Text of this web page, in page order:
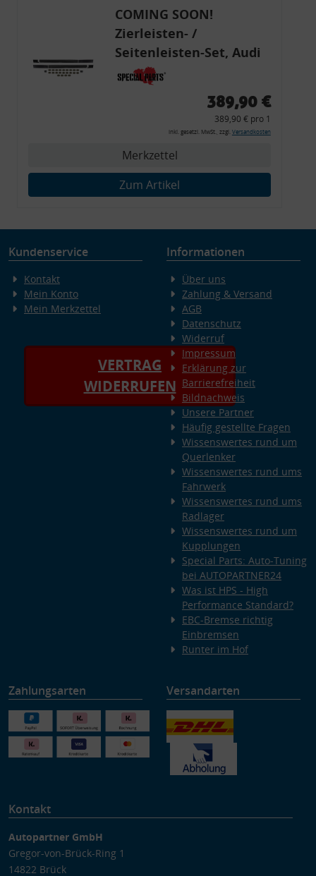
COMING SOON!
Zierleisten- /
Seitenleisten-Set, Audi
80 Cabrio, Coupe, S2, (6x
Zierleiste, 2x Kappe,
Montagewerkzeug)
389,90 €
389,90 € pro 1
inkl. gesetzl. MwSt., zzgl. Versandkosten
Merkzettel
Zum Artikel
Kundenservice
Kontakt
Mein Konto
Mein Merkzettel
VERTRAG
WIDERRUFEN
Informationen
Über uns
Zahlung & Versand
AGB
Datenschutz
Widerruf
Impressum
Erklärung zur
Barrierefreiheit
Bildnachweis
Unsere Partner
Häufig gestellte Fragen
Wissenswertes rund um
Querlenker
Wissenswertes rund ums
Fahrwerk
Wissenswertes rund ums
Radlager
Wissenswertes rund um
Kupplungen
Special Parts: Auto-Tuning
bei AUTOPARTNER24
Was ist HPS - High
Performance Standard?
EBC-Bremse richtig
Einbremsen
Runter im Hof
Zahlungsarten Versandarten
Kontakt
Autopartner GmbH
Gregor-von-Brück-Ring 1
14822 Brück